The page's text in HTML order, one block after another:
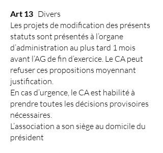
Art 13 Divers
Les projets de modification des présents
statuts sont présentés à l’organe
d’administration au plus tard 1 mois
avant l’AG de fin d’exercice. Le CA peut
refuser ces propositions moyennant
justification.
En cas d’urgence, le CA est habilité à
prendre toutes les décisions provisoires
nécessaires.
L’association a son siège au domicile du
président